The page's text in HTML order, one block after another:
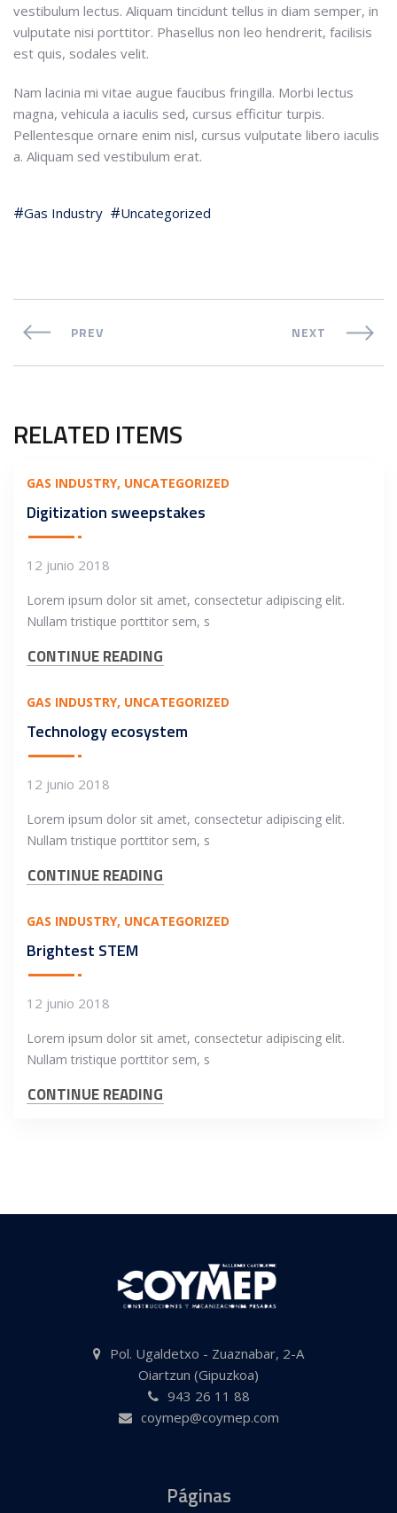
vestibulum lectus. Aliquam tincidunt tellus in diam semper, in
vulputate nisi porttitor. Phasellus non leo hendrerit, facilisis
est quis, sodales velit.
Nam lacinia mi vitae augue faucibus fringilla. Morbi lectus
magna, vehicula a iaculis sed, cursus efficitur turpis.
Pellentesque ornare enim nisl, cursus vulputate libero iaculis
a. Aliquam sed vestibulum erat.
Gas Industry Uncategorized
PREV NEXT
RELATED ITEMS
GAS INDUSTRY UNCATEGORIZED
Digitization sweepstakes
12 junio 2018
Lorem ipsum dolor sit amet, consectetur adipiscing elit.
Nullam tristique porttitor sem, s
CONTINUE READING
GAS INDUSTRY UNCATEGORIZED
Technology ecosystem
12 junio 2018
Lorem ipsum dolor sit amet, consectetur adipiscing elit.
Nullam tristique porttitor sem, s
CONTINUE READING
GAS INDUSTRY UNCATEGORIZED
Brightest STEM
12 junio 2018
Lorem ipsum dolor sit amet, consectetur adipiscing elit.
Nullam tristique porttitor sem, s
CONTINUE READING
Pol. Ugaldetxo - Zuaznabar, 2-A
Oiartzun (Gipuzkoa)
943 26 11 88
coymep@coymep.com
Páginas